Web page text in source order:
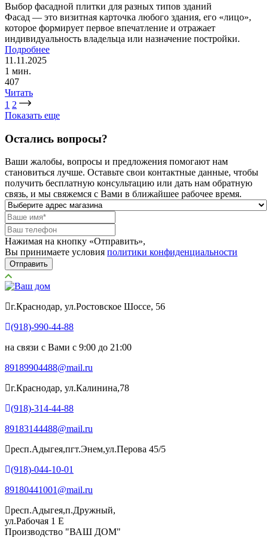
Выбор фасадной плитки для разных типов зданий
Фасад — это визитная карточка любого здания, его «лицо»,
которое формирует первое впечатление и отражает
индивидуальность владельца или назначение постройки.
Подробнее
11.11.2025
1 мин.
407
Читать
1 2
Показать еще
Остались вопросы?
Ваши жалобы, вопросы и предложения помогают нам
становиться лучше. Оставьте свои контактные данные, чтобы
получить бесплатную консультацию или дать нам обратную
связь, и мы свяжемся с Вами в ближайшее рабочее время.
Нажимая на кнопку «Отправить»,
Вы принимаете условия политики конфиденциальности
Отправить
г.Краснодар, ул.Ростовское Шоссе, 56
(918)-990-44-88
на связи с Вами с 9:00 до 21:00
89189904488@mail.ru
г.Краснодар, ул.Калинина,78
(918)-314-44-88
89183144488@mail.ru
респ.Адыгея,пгт.Энем,ул.Перова 45/5
(918)-044-10-01
89180441001@mail.ru
респ.Адыгея,п.Дружный,
ул.Рабочая 1 Е
Производство "ВАШ ДОМ"